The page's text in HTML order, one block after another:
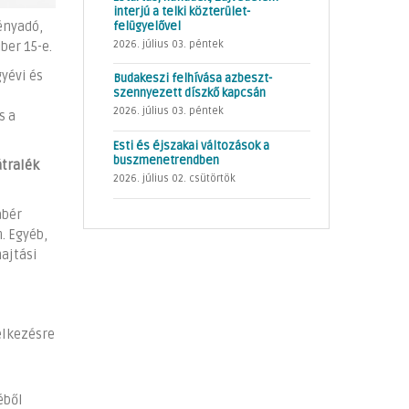
15-e.
és
a
interjú a telki közterület-
felügyelővel
2026. július 03. péntek
Budakeszi felhívása azbeszt-
szennyezett díszkő kapcsán
2026. július 03. péntek
Esti és éjszakai változások a
buszmenetrendben
2026. július 02. csütörtök